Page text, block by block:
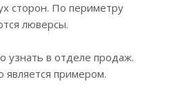
сторон. По периметру
люверсы.
в отделе продаж.
примером.